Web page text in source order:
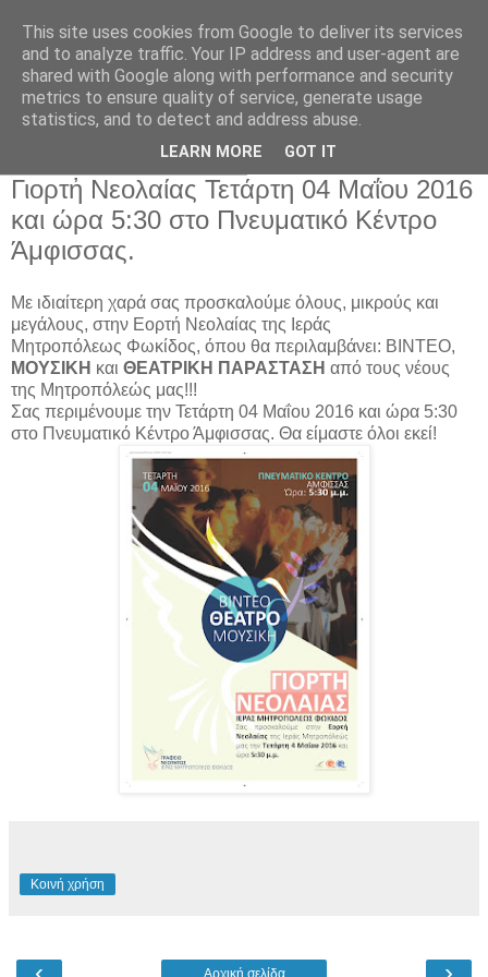
Αρχική Σελίδα
Γιορτἠ Νεολαίας Τετάρτη 04 Μαΐου 2016
και ώρα 5:30 στο Πνευματικό Κέντρο
Άμφισσας.
Με ιδιαίτερη χαρά σας προσκαλούμε όλους, μικρούς και
μεγάλους, στην Εορτή Νεολαίας της Ιεράς
Μητροπόλεως Φωκίδος, όπου θα περιλαμβάνει: ΒΙΝΤΕΟ,
ΜΟΥΣΙΚΗ και ΘΕΑΤΡΙΚΗ ΠΑΡΑΣΤΑΣΗ από τους νέους
της Μητροπόλεώς μας!!!
Σας περιμένουμε την Τετάρτη 04 Μαΐου 2016 και ώρα 5:30
στο Πνευματικό Κέντρο Άμφισσας. Θα είμαστε όλοι εκεί!
Κοινή χρήση
Αρχική σελίδα
This site uses cookies from Google to deliver its services
and to analyze traffic. Your IP address and user-agent are
shared with Google along with performance and security
metrics to ensure quality of service, generate usage
statistics, and to detect and address abuse.
LEARN MORE GOT IT